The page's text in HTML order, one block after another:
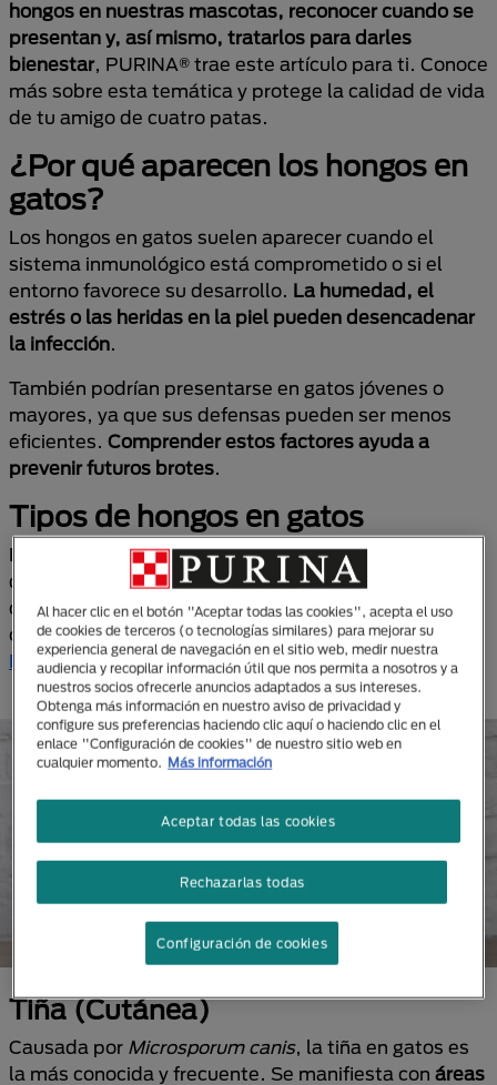
hongos en nuestras mascotas, reconocer cuando se
presentan y, así mismo, tratarlos para darles
bienestar, PURINA® trae este artículo para ti. Conoce
más sobre esta temática y protege la calidad de vida
de tu amigo de cuatro patas.
¿Por qué aparecen los hongos en
gatos?
Los hongos en gatos suelen aparecer cuando el
sistema inmunológico está comprometido o si el
entorno favorece su desarrollo. La humedad, el
estrés o las heridas en la piel pueden desencadenar
la infección.
También podrían presentarse en gatos jóvenes o
mayores, ya que sus defensas pueden ser menos
eficientes. Comprender estos factores ayuda a
prevenir futuros brotes.
Tipos de hongos en gatos
Es posible que nuestros ronroneantes amigos sufran
de hongos en algún punto de sus vidas. A
continuación, conoce algunas de las posibles
opciones que podrían afectar su integridad, con
PLAN®.
Tiña (Cutánea)
Causada por Microsporum canis, la tiña en gatos es
la más conocida y frecuente. Se manifiesta con áreas
Al hacer clic en el botón "Aceptar todas las cookies", acepta el uso
de cookies de terceros (o tecnologías similares) para mejorar su
experiencia general de navegación en el sitio web, medir nuestra
audiencia y recopilar información útil que nos permita a nosotros y a
nuestros socios ofrecerle anuncios adaptados a sus intereses.
Obtenga más información en nuestro aviso de privacidad y
configure sus preferencias haciendo clic aquí o haciendo clic en el
enlace "Configuración de cookies" de nuestro sitio web en
cualquier momento. Más información
Rechazarlas todas
Aceptar todas las cookies
Configuración de cookies